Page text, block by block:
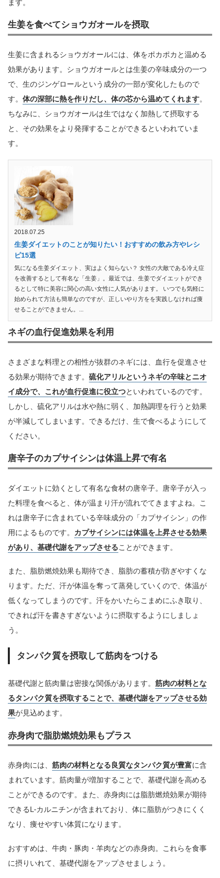
ます。
生姜を食べてショウガオールを摂取
生姜に含まれるショウガオールには、体をポカポカと温める
効果があります。ショウガオールとは生姜の辛味成分の一つ
で、生のジンゲロールという成分の一部が変化したもので
す。 体の深部に熱を作りだし、体の芯から温めてくれます。
ちなみに、ショウガオールは生ではなく加熱して摂取する
と、その効果をより発揮することができるといわれていま
す。
2018.07.25
生姜ダイエットのことが知りたい！おすすめの飲み方やレシ
ピ15選
気になる生姜ダイエット、実はよく知らない？ 女性の大敵である冷え症
を改善するとして有名な「生姜」。最近では、生姜でダイエットができ
るとして特に美容に関心の高い女性に人気があります。 いつでも気軽に
始められて方法も簡単なのですが、正しいやり方をを実践しなければ痩
せることができません。...
ネギの血行促進効果を利用
さまざまな料理との相性が抜群のネギには、血行を促進させ
る効果が期待できます。 硫化アリルというネギの辛味とニオ
イ成分で、これが血行促進に役立つといわれているのです。
しかし、硫化アリルは水や熱に弱く、加熱調理を行うと効果
が半減してしまいます。できるだけ、生で食べるようにして
ください。
唐辛子のカプサイシンは体温上昇で有名
ダイエットに効くとして有名な食材の唐辛子。唐辛子が入っ
た料理を食べると、体が温まり汗が流れでてきますよね。こ
れは唐辛子に含まれている辛味成分の「カプサイシン」の作
用によるものです。
カプサイシンには体温を上昇させる効果
があり、基礎代謝をアップさせることができます。
また、脂肪燃焼効果も期待でき、脂肪の蓄積が防ぎやすくな
ります。ただ、汗が体温を奪って蒸発していくので、体温が
低くなってしまうのです。汗をかいたらこまめにふき取り、
できれば汗を書きすぎないように摂取するようにしましょ
う。
タンパク質を摂取して筋肉をつける
基礎代謝と筋肉量は密接な関係があります。 筋肉の材料とな
るタンパク質を摂取することで、基礎代謝をアップさせる効
果が見込めます。
赤身肉で脂肪燃焼効果もプラス
赤身肉には、 筋肉の材料となる良質なタンパク質が豊富に含
まれています。筋肉量が増加することで、基礎代謝を高める
ことができるのです。また、赤身肉には脂肪燃焼効果が期待
できるL-カルニチンが含まれており、体に脂肪がつきにくく
なり、痩せやすい体質になります。
おすすめは、牛肉・豚肉・羊肉などの赤身肉。これらを食事
に摂りいれて、基礎代謝をアップさせましょう。